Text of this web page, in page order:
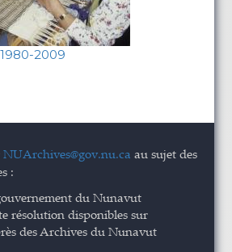
2009
NUArchives@gov.nu.ca au sujet des
:
du Nunavut
résolution disponibles sur
des Archives du Nunavut